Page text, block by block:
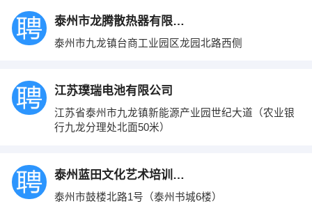
泰州市龙腾散热器有限公司
泰州市九龙镇台商工业园区龙园北路西侧
江苏璞瑞电池有限公司
江苏省泰州市九龙镇新能源产业园世纪大道（农业银
行九龙分理处北面50米）
泰州蓝田文化艺术培训中心
泰州市鼓楼北路1号（泰州书城6楼）